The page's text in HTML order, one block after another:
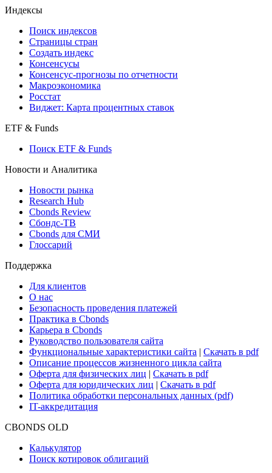
Индексы
Поиск индексов
Страницы стран
Создать индекс
Консенсусы
Консенсус-прогнозы по отчетности
Макроэкономика
Росстат
Виджет: Карта процентных ставок
ETF & Funds
Поиск ETF & Funds
Новости и Аналитика
Новости рынка
Research Hub
Cbonds Review
Сбондс-ТВ
Cbonds для СМИ
Глоссарий
Поддержка
Для клиентов
О нас
Безопасность проведения платежей
Практика в Cbonds
Карьера в Cbonds
Руководство пользователя сайта
Функциональные характеристики сайта | Скачать в pdf
Описание процессов жизненного цикла сайта
Оферта для физических лиц | Скачать в pdf
Оферта для юридических лиц | Скачать в pdf
Политика обработки персональных данных (pdf)
IT-аккредитация
CBONDS OLD
Калькулятор
Поиск котировок облигаций